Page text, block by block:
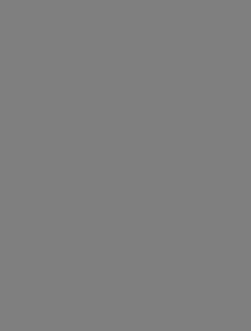
KOSZTÓW PŁATNOŚCI